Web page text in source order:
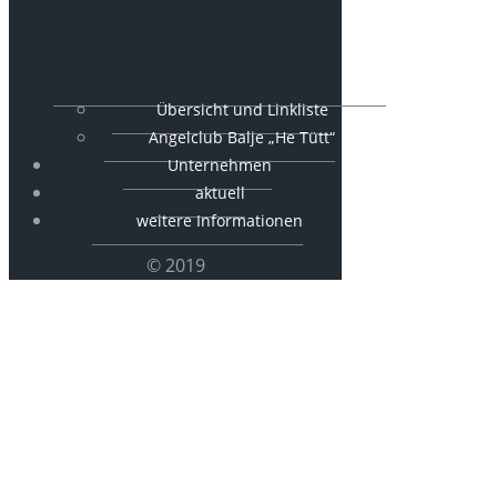
Übersicht und Linkliste
Angelclub Balje „He Tütt“
Unternehmen
aktuell
weitere Informationen
© 2019